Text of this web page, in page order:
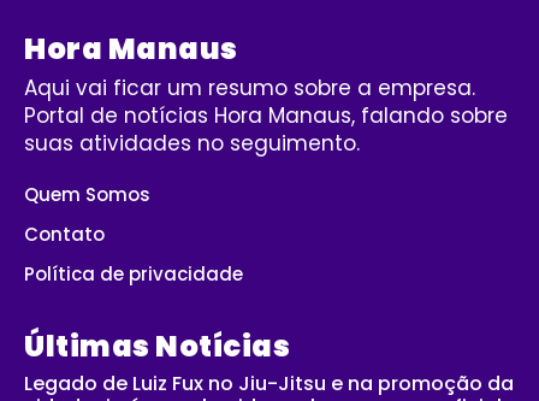
Hora Manaus
Aqui vai ficar um resumo sobre a empresa.
Portal de notícias Hora Manaus, falando sobre
suas atividades no seguimento.
Quem Somos
Contato
Política de privacidade
Últimas Notícias
Legado de Luiz Fux no Jiu-Jitsu e na promoção da